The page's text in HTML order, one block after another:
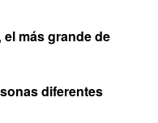
el más grande de
diferentes